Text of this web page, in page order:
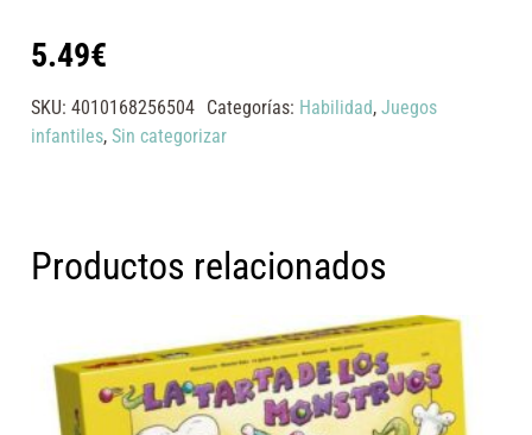
5.49€
SKU:4010168256504 Categorías: Habilidad, Juegos
infantiles,Sin categorizar
Productos relacionados